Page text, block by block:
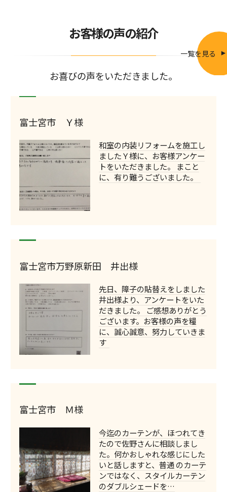
お客様の声の紹介
お喜びの声をいただきました。
一覧を見る
富士宮市 Ｙ様
和室の内装リフォームを施工し
ましたＹ様に、お客様アンケー
トをいただきました。 まこと
に、有り難うございました。
富士宮市万野原新田 井出様
先日、障子の貼替えをしました
井出様より、アンケートをいた
だきました。 ご感想ありがとう
ございます。お客様の声を糧
に、誠心誠意、努力していきま
す
富士宮市 Ｍ様
今迄のカーテンが、ほつれてき
たので佐野さんに相談しまし
た。何かおしゃれな感じにした
いと話しますと、普通 のカーテ
ンではなく、スタイルカーテン
のダブルシェードを…